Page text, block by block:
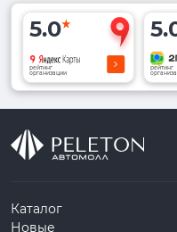
5.0
рейтинг
организации
рейтинг
Каталог
Новые